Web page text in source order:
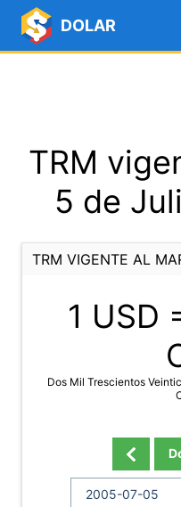
DOLAR
TRM
5 de
TRM VIGENTE AL
1 USD
Dos Mil Trescientos